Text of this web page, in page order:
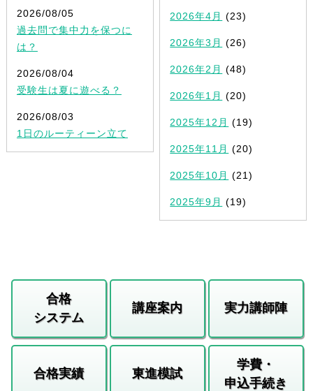
2026/08/05
過去問で集中力を保つに
は？
2026/08/04
受験生は夏に遊べる？
2026/08/03
1日のルーティーン立て
2026年4月 (23)
2026年3月 (26)
2026年2月 (48)
2026年1月 (20)
2025年12月 (19)
2025年11月 (20)
2025年10月 (21)
2025年9月 (19)
合格
システム
講座案内 実力講師陣
合格実績 東進模試
学費・
申込手続き